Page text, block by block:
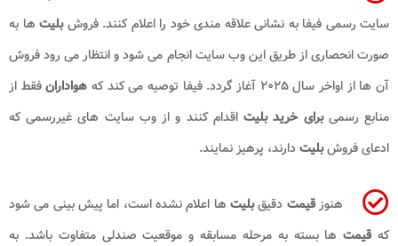
سایت رسمی فیفا به نشانی علاقه مندی خود را اعلام کنند. فروشبلیت ها به
صورت انحصاری از طریق این وب سایت انجام می شود و انتظار می رود فروش
آن ها از اواخر سال ۲۰۲۵ آغاز گردد. فیفا توصیه می کند که
هوادارانفقط از
منابع رسمیبرای خرید بلیتاقدام کنند و از وب سایت های غیررسمی که
ادعای فروشبلیتدارند، پرهیز نمایند.
هنوزقیمت دقیقبلیت ها اعلام نشده است، اما پیش بینی می شود
کهقیمت ها بسته به مرحله مسابقه و موقعیت صندلی متفاوت باشد. به